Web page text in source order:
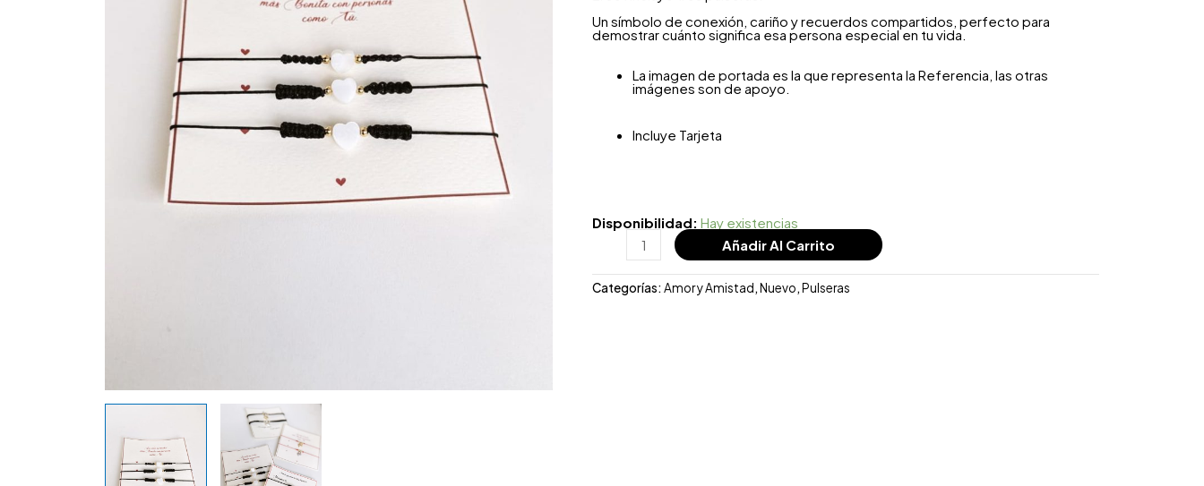
Un símbolo de conexión, cariño y recuerdos compartidos, perfecto para
demostrar cuánto significa esa persona especial en tu vida.
La imagen de portada es la que representa la Referencia, las otras
imágenes son de apoyo.
Incluye Tarjeta
Disponibilidad: Hay existencias
Añadir Al Carrito
Categorías: Amor y Amistad,Nuevo,Pulseras